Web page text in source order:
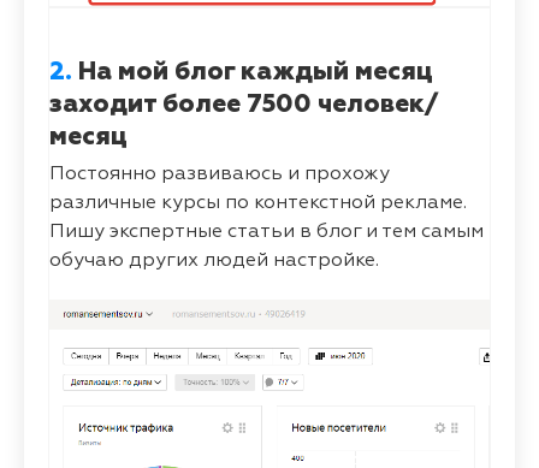
2. На мой блог каждый месяц
заходит более 7500 человек/
месяц
Постоянно развиваюсь и прохожу
различные курсы по контекстной рекламе.
Пишу экспертные статьи в блог и тем самым
обучаю других людей настройке.